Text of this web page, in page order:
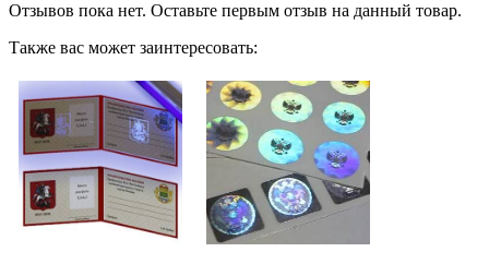
Отзывов пока нет. Оставьте первым отзыв на данный товар.
Также вас может заинтересовать: